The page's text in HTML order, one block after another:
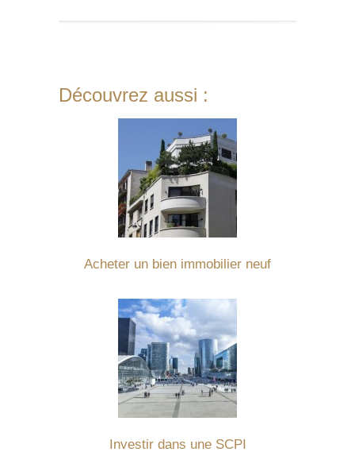
Découvrez aussi :
Acheter un bien immobilier neuf
Investir dans une SCPI